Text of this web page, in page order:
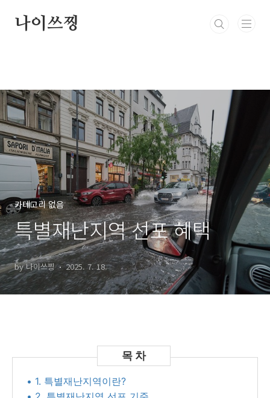
나이쓰찡
카테고리 없음
특별재난지역 선포 혜택
by 나이쓰찡 2025. 7. 18.
• 1. 특별재난지역이란?